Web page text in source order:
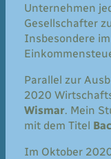
Unternehmen
Gesellschafter
Insbesondere
Parallel zur
2020
Wismar. Mein
mit dem Titel
Im Oktober